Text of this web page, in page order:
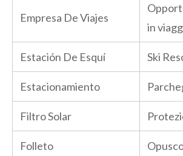
Empresa De Viajes
in
Estación De Esquí Ski
Estacionamiento
Filtro Solar
Folleto